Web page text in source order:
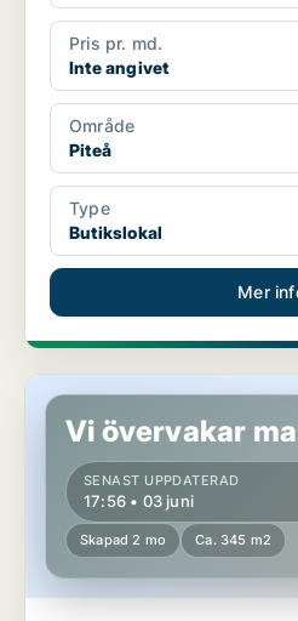
Pris pr. md.
Inte angivet
Område
Piteå
Type
Butikslokal
Mer
Butikslokal i Piteå
Vi övervakar
SENAST UPPDATERAD
17:56 • 03 juni
Skapad 2 mo Ca. 345 m2